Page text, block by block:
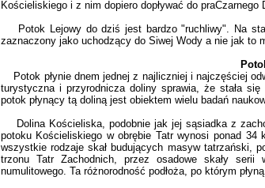
Kościeliskiego i z nim dopiero dopływać do praCzarnego
Potok Lejowy do dziś jest bardzo "ruchliwy". Na
zaznaczony jako uchodzący do Siwej Wody a nie jak to
Potok płynie dnem jednej z najliczniej i najczęściej
turystyczna i przyrodnicza doliny sprawia, że stała
potok płynący tą doliną jest obiektem wielu badań
Dolina Kościeliska, podobnie jak jej sąsiadka z
potoku Kościeliskiego w obrębie Tatr wynosi ponad 34
wszystkie rodzaje skał budujących masyw tatrzański,
trzonu Tatr Zachodnich, przez osadowe skały
numulitowego. Ta różnorodność podłoża, po którym